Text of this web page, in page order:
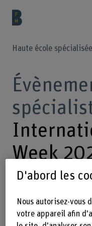
Haute école
Week
L'International
diverses
D'abord les
Nous autorisez-vous
votre appareil afin